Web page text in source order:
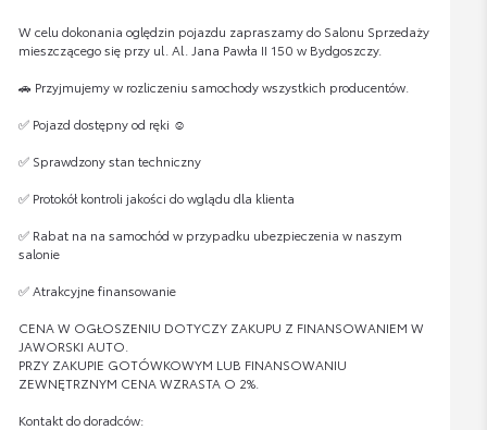
W celu dokonania oględzin pojazdu zapraszamy do Salonu Sprzedaży
mieszczącego się przy ul. Al. Jana Pawła II 150 w Bydgoszczy.
🚗 Przyjmujemy w rozliczeniu samochody wszystkich producentów.
✅ Pojazd dostępny od ręki ☺
✅ Sprawdzony stan techniczny
✅ Protokół kontroli jakości do wglądu dla klienta
✅ Rabat na na samochód w przypadku ubezpieczenia w naszym
salonie
✅ Atrakcyjne finansowanie
CENA W OGŁOSZENIU DOTYCZY ZAKUPU Z FINANSOWANIEM W
JAWORSKI AUTO.
PRZY ZAKUPIE GOTÓWKOWYM LUB FINANSOWANIU
ZEWNĘTRZNYM CENA WZRASTA O 2%.
Kontakt do doradców: